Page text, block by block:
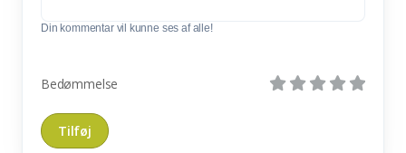
Din kommentar vil kunne ses af alle!
Bedømmelse